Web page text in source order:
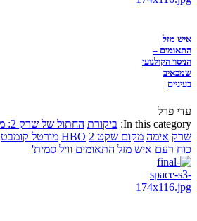
איש מזל
התאומים –
הניסוי הקולנועי
שמכאיב
בעיניים
עדי פרל
In this category: ביקורת החתול של שרק 2: משאלה אחת ודי
שרק אימה מקום שקט 2 HBO מורטל קומבט
כוח רעם איש מזל התאומים וויל סמית'